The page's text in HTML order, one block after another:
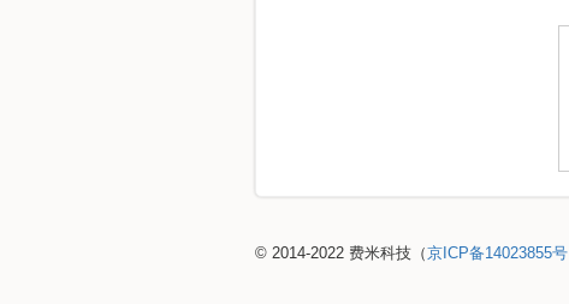
© 2014-2022 费米科技（京ICP备14023855号